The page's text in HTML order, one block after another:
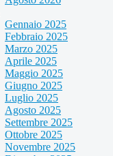
Gennaio 2025
Febbraio 2025
Marzo 2025
Aprile 2025
Maggio 2025
Giugno 2025
Luglio 2025
Agosto 2025
Settembre 2025
Ottobre 2025
Novembre 2025